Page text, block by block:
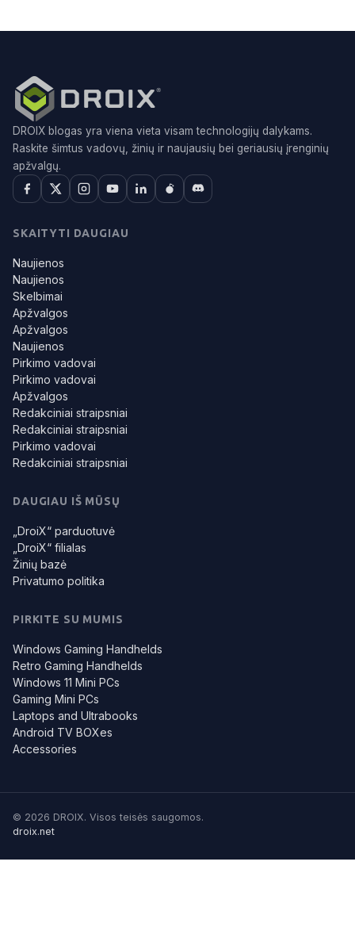
DROIX blogas yra viena vieta visam technologijų dalykams.
Raskite šimtus vadovų, žinių ir naujausių bei geriausių įrenginių
apžvalgų.
SKAITYTI DAUGIAU
Naujienos
Naujienos
Skelbimai
Apžvalgos
Apžvalgos
Naujienos
Pirkimo vadovai
Pirkimo vadovai
Apžvalgos
Redakciniai straipsniai
Redakciniai straipsniai
Pirkimo vadovai
Redakciniai straipsniai
DAUGIAU IŠ MŪSŲ
„DroiX“ parduotuvė
„DroiX“ filialas
Žinių bazė
Privatumo politika
PIRKITE SU MUMIS
Windows Gaming Handhelds
Retro Gaming Handhelds
Windows 11 Mini PCs
Gaming Mini PCs
Laptops and Ultrabooks
Android TV BOXes
Accessories
© 2026 DROIX. Visos teisės saugomos.
droix.net